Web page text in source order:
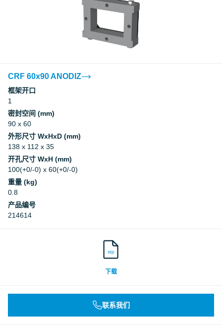
CRF 60x90 ANODIZ
框架开口
1
密封空间 (mm)
90 x 60
外形尺寸 WxHxD (mm)
138 x 112 x 35
开孔尺寸 WxH (mm)
100(+0/-0) x 60(+0/-0)
重量 (kg)
0.8
产品编号
214614
stp
下载
联系我们